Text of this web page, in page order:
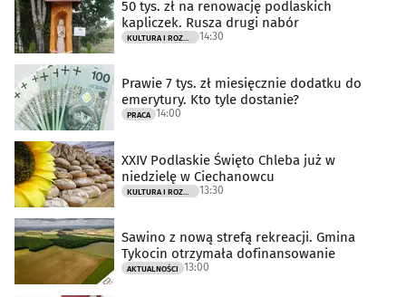
50 tys. zł na renowację podlaskich
kapliczek. Rusza drugi nabór
14:30
Prawie 7 tys. zł miesięcznie dodatku do
emerytury. Kto tyle dostanie?
PRACA 14:00
XXIV Podlaskie Święto Chleba już w
niedzielę w Ciechanowcu
13:30
Sawino z nową strefą rekreacji. Gmina
Tykocin otrzymała dofinansowanie
AKTUALNOŚCI 13:00